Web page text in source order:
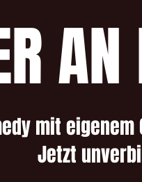
mit
Jetzt